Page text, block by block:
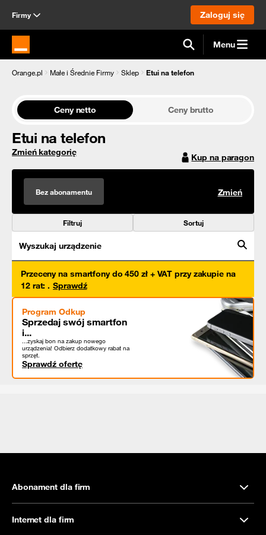
Firmy Zaloguj się
Strona główna Orange.pl Menu
Orange.pl Małe i Średnie Firmy Sklep Etui na telefon
Ceny netto Ceny brutto
Etui na telefon
Zmień kategorię Kup na paragon
Bez abonamentu Zmień
Filtruj Sortuj
Wyszukaj urządzenie
Przeceny na smartfony do 450 zł + VAT przy zakupie na
12 rat: . Sprawdź
Program Odkup
Sprzedaj swój smartfon
i...
...zyskaj bon na zakup nowego
urządzenia! Odbierz dodatkowy rabat na
sprzęt.
Sprawdź ofertę
Abonament dla firm
Internet dla firm